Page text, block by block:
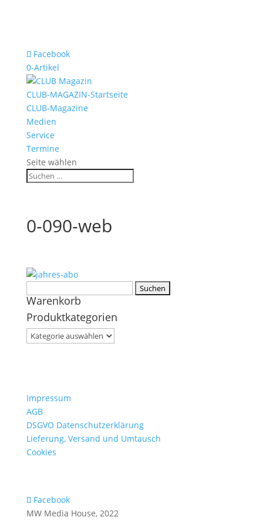
Facebook
0-Artikel
CLUB-MAGAZIN-Startseite
CLUB-Magazine
Medien
Service
Termine
Seite wählen
0-090-web
nach:
Warenkorb
Produktkategorien
Impressum
AGB
DSGVO Datenschutzerklärung
Lieferung, Versand und Umtausch
Cookies
Facebook
MW Media House, 2022